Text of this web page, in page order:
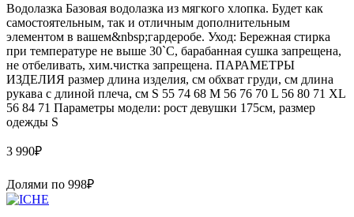
Водолазка Базовая водолазка из мягкого хлопка. Будет как
самостоятельным, так и отличным дополнительным
элементом в вашем&nbsp;гардеробе. Уход: Бережная стирка
при температуре не выше 30`C, барабанная сушка запрещена,
не отбеливать, хим.чистка запрещена. ПАРАМЕТРЫ
ИЗДЕЛИЯ размер длина изделия, см обхват груди, см длина
рукава с длиной плеча, см S 55 74 68 M 56 76 70 L 56 80 71 XL
56 84 71 Параметры модели: рост девушки 175см, размер
одежды S
3 990₽
Долями по 998₽